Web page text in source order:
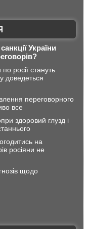
України
росії стануть
доведеться
переговорного
все
здоровий глузд і
на
росіяни не
щодо